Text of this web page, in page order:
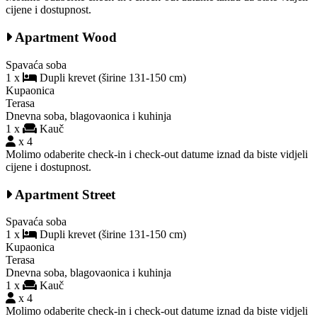
cijene i dostupnost.
Apartment Wood
Spavaća soba
1 x
Dupli krevet (širine 131-150 cm)
Kupaonica
Terasa
Dnevna soba, blagovaonica i kuhinja
1 x
Kauč
x 4
Molimo odaberite check-in i check-out datume iznad da biste vidjeli
cijene i dostupnost.
Apartment Street
Spavaća soba
1 x
Dupli krevet (širine 131-150 cm)
Kupaonica
Terasa
Dnevna soba, blagovaonica i kuhinja
1 x
Kauč
x 4
Molimo odaberite check-in i check-out datume iznad da biste vidjeli